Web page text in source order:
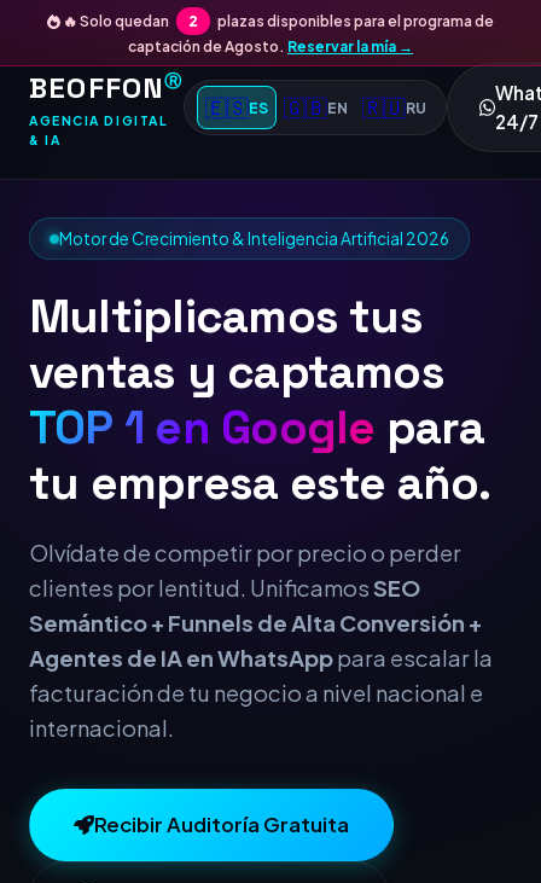
🔥 Solo quedan 2
plazas disponibles para el programa de
captación de Agosto. Reservar la mía →
BEOFFONⓇ
AGENCIA DIGITAL
& IA
🇪🇸ES 🇬🇧EN 🇷🇺RU
24/7
Motor de Crecimiento & Inteligencia Artificial 2026
Multiplicamos tus
ventas y captamos
TOP para tu empresa
este año.
Olvídate de competir por precio o perder
clientes por lentitud. UnificamosSEO
Semántico + Funnels de Alta Conversión +
Agentes de IA en WhatsApppara escalar la
facturación de tu negocio a nivel nacional e
internacional.
Recibir Auditoría Gratuita